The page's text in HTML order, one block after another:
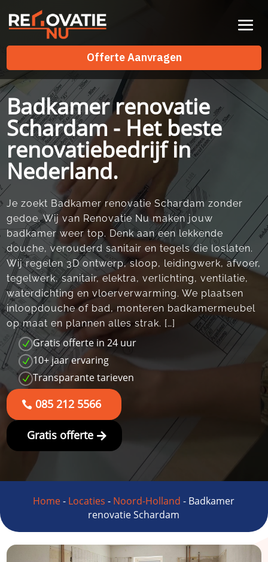
Offerte Aanvragen
Offerte Aanvragen
Badkamer renovatie
Schardam - Het beste
renovatiebedrijf in
Nederland.
Je zoekt Badkamer renovatie Schardam zonder
gedoe.​ Wij van Renovatie Nu maken jouw
badkamer weer top.​ Denk aan een lekkende
douche, verouderd sanitair en tegels die loslaten.​
Wij regelen 3D ontwerp, sloop, leidingwerk, afvoer,
tegelwerk, sanitair, elektra, verlichting, ventilatie,
waterdichting en vloerverwarming.​ We plaatsen
inloopdouche of bad, monteren badkamermeubel
op maat en plannen alles strak.​ […]
N Gratis offerte in 24 uur
N 10+ jaar ervaring
N Transparante tarieven
085 212 5566
Gratis offerte
Home- Locaties - Noord-Holland - Badkamer
renovatie Schardam